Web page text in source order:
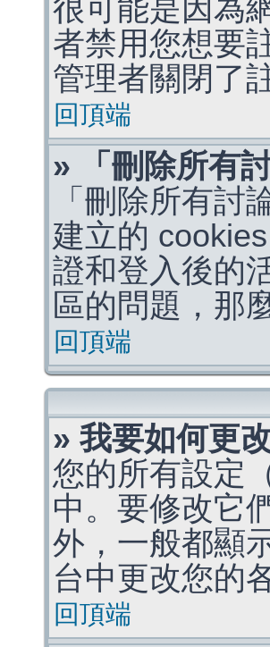
很可能是因為
者禁用您想要
管理者關閉了
回頂端
» 「刪除所有
「刪除所有
建立的
證和登入後的
區的問題，那
回頂端
» 我要如何更
您的所有設定
中。要修改它
外，一般都顯
台中更改您的
回頂端